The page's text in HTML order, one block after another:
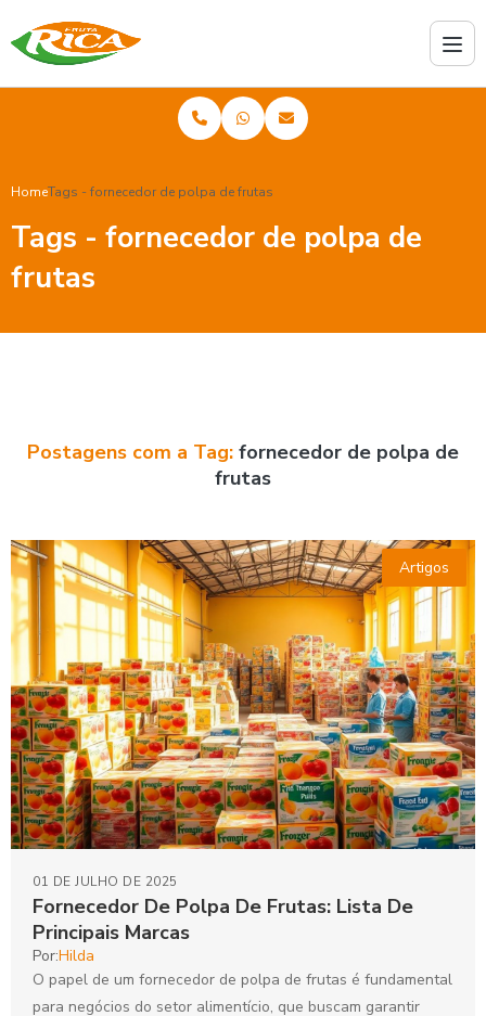
HomeTags - fornecedor de polpa de frutas
Tags - fornecedor de polpa de
frutas
Postagens com a Tag: fornecedor de polpa de
frutas
Artigos
Fornecedor De Polpa De Frutas: Lista De
Principais Marcas
01 DE JULHO DE 2025
Por:Hilda
O papel de um fornecedor de polpa de frutas é fundamental
para negócios do setor alimentício, que buscam garantir